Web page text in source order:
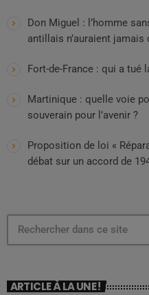
Don Miguel : l’homme
antillais n’auraient
Fort-de-France : qui a tué
Martinique : quelle voie
souverain pour l’avenir ?
Proposition de loi «
débat sur un accord de
ARTICLE À LA UNE !